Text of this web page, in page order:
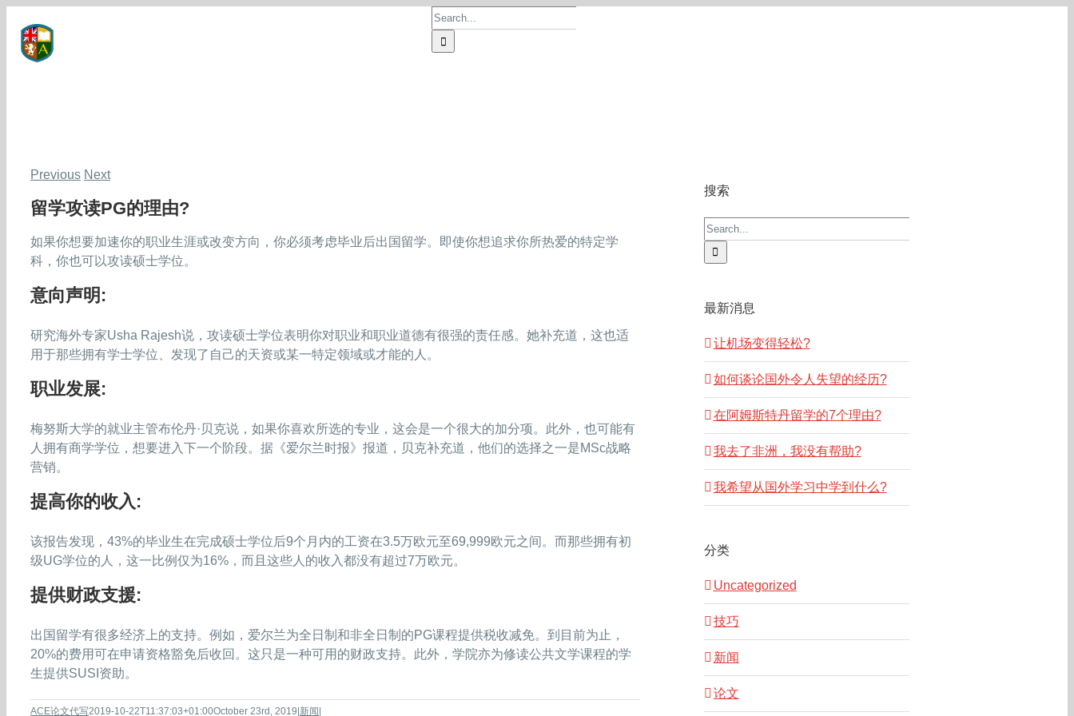
content
Search
for:
Previous Next
留学攻读PG的理由?
如果你想要加速你的职业生涯或改变方向，你必须考虑毕业后出国留学。即使你想追求你所热爱的特定学
科，你也可以攻读硕士学位。
意向声明:
研究海外专家Usha Rajesh说，攻读硕士学位表明你对职业和职业道德有很强的责任感。她补充道，这也适
用于那些拥有学士学位、发现了自己的天资或某一特定领域或才能的人。
职业发展:
梅努斯大学的就业主管布伦丹·贝克说，如果你喜欢所选的专业，这会是一个很大的加分项。此外，也可能有
人拥有商学学位，想要进入下一个阶段。据《爱尔兰时报》报道，贝克补充道，他们的选择之一是MSc战略
营销。
提高你的收入:
该报告发现，43%的毕业生在完成硕士学位后9个月内的工资在3.5万欧元至69,999欧元之间。而那些拥有初
级UG学位的人，这一比例仅为16%，而且这些人的收入都没有超过7万欧元。
提供财政支援:
出国留学有很多经济上的支持。例如，爱尔兰为全日制和非全日制的PG课程提供税收减免。到目前为止，
20%的费用可在申请资格豁免后收回。这只是一种可用的财政支持。此外，学院亦为修读公共文学课程的学
生提供SUSI资助。
ACE论文代写2019-10-22T11:37:03+01:00October 23rd, 2019 新闻
搜索
Search
for:
最新消息
让机场变得轻松?
如何谈论国外令人失望的经历?
在阿姆斯特丹留学的7个理由?
我去了非洲，我没有帮助?
我希望从国外学习中学到什么?
分类
Uncategorized
技巧
新闻
论文